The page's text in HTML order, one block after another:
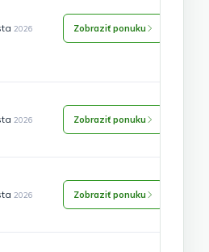
2026 Zobraziť ponuku
2026 Zobraziť ponuku
2026 Zobraziť ponuku